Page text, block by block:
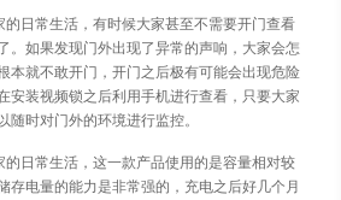
的日常生活，有时候大家甚至不需要开门查看
。如果发现门外出现了异常的声响，大家会怎
本就不敢开门，开门之后极有可能会出现危险
安装视频锁之后利用手机进行查看，只要大家
随时对门外的环境进行监控。
的日常生活，这一款产品使用的是容量相对较
存电量的能力是非常强的，充电之后好几个月